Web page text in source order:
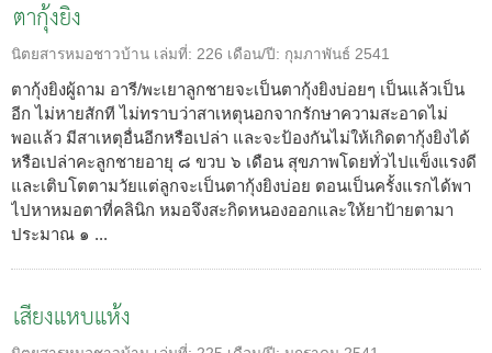
ตากุ้งยิง
นิตยสารหมอชาวบ้าน เล่มที่: 226 เดือน/ปี: กุมภาพันธ์ 2541
ตากุ้งยิงผู้ถาม อารี/พะเยาลูกชายจะเป็นตากุ้งยิงบ่อยๆ เป็นแล้วเป็น
อีก ไม่หายสักที ไม่ทราบว่าสาเหตุนอกจากรักษาความสะอาดไม่
พอแล้ว มีสาเหตุอื่นอีกหรือเปล่า และจะป้องกันไม่ให้เกิดตากุ้งยิงได้
หรือเปล่าคะลูกชายอายุ ๘ ขวบ ๖ เดือน สุขภาพโดยทั่วไปแข็งแรงดี
และเติบโตตามวัยแต่ลูกจะเป็นตากุ้งยิงบ่อย ตอนเป็นครั้งแรกได้พา
ไปหาหมอตาที่คลินิก หมอจึงสะกิดหนองออกและให้ยาป้ายตามา
ประมาณ ๑ ...
เสียงแหบแห้ง